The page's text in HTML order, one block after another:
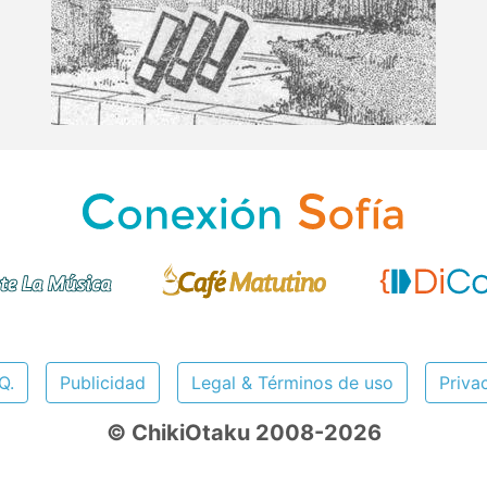
Publicidad Legal & Términos de uso
© ChikiOtaku 2008-2026